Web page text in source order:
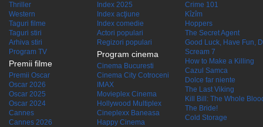
Thriller
Western
Taguri filme
Taguri stiri
Arhiva stiri
Program TV
Premii filme
Premii Oscar
Oscar 2026
Oscar 2025
Oscar 2024
Cannes
Cannes 2026
Index 2025
Index acţiune
Index comedie
Actori populari
Regizori populari
Program cinema
Cinema Bucuresti
Cinema City Cotroceni
IMAX
Movieplex Cinema
Hollywood Multiplex
Cineplexx Baneasa
Happy Cinema
Crime 101
Kîzîm
Hoppers
The Secret Agent
Good Luck, Have Fun,
Scream 7
How to Make a Killing
Cazul Samca
Dolce far niente
The Last Viking
Kill Bill: The Whole
The Bride!
Cold Storage